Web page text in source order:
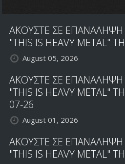
ΑΚΟΥΣΤΕ ΣΕ
"THIS IS HEAVY METAL"
August 05, 2026
ΑΚΟΥΣΤΕ ΣΕ
"THIS IS HEAVY METAL"
07-26
August 01, 2026
ΑΚΟΥΣΤΕ ΣΕ
"THIS IS HEAVY METAL"